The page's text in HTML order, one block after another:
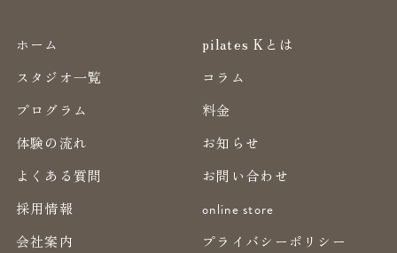
ホーム
pilates Kとは
スタジオ一覧
コラム
プログラム
料金
体験の流れ
お知らせ
よくある質問
お問い合わせ
採用情報
online store
会社案内
プライバシーポリシー